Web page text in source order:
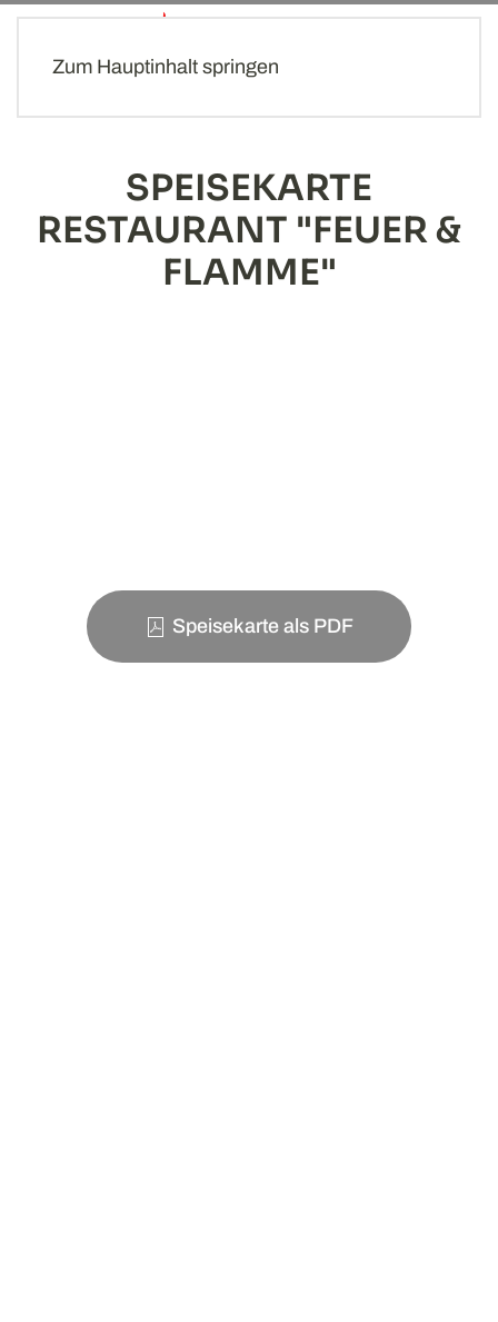
Zum Hauptinhalt springen
SPEISEKARTE
RESTAURANT "FEUER &
FLAMME"
Speisekarte als PDF